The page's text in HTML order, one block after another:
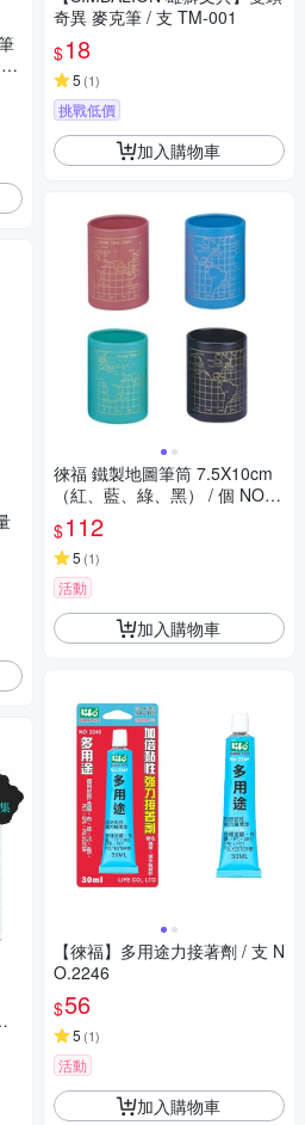
奇異 麥克筆 / 支 TM-001
$18
5 (1)
挑戰低價
加入購物車
徠福 鐵製地圖筆筒 7.5X10cm
（紅、藍、綠、黑） / 個 NO.2
341
$112
5 (1)
活動
加入購物車
【徠福】多用途力接著劑 / 支 N
O.2246
$56
5 (1)
活動
加入購物車